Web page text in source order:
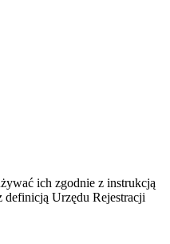
ich zgodnie z instrukcją
Urzędu Rejestracji